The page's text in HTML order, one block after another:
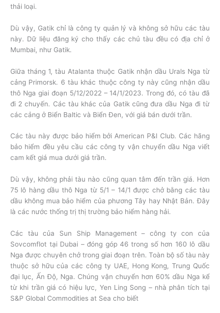
thải loại.
Dù vậy, Gatik chỉ là công ty quản lý và không sở hữu các tàu
này. Dữ liệu đăng ký cho thấy các chủ tàu đều có địa chỉ ở
Mumbai, như Gatik.
Giữa tháng 1, tàu Atalanta thuộc Gatik nhận dầu Urals Nga từ
cảng Primorsk. 6 tàu khác thuộc công ty này cũng nhận dầu
thô Nga giai đoạn 5/12/2022 – 14/1/2023. Trong đó, có tàu đã
đi 2 chuyến. Các tàu khác của Gatik cũng đưa dầu Nga đi từ
các cảng ở Biển Baltic và Biển Đen, với giá bán dưới trần.
Các tàu này được bảo hiểm bởi American P&I Club. Các hãng
bảo hiểm đều yêu cầu các công ty vận chuyển dầu Nga viết
cam kết giá mua dưới giá trần.
Dù vậy, không phải tàu nào cũng quan tâm đến trần giá. Hơn
75 lô hàng dầu thô Nga từ 5/1 – 14/1 được chở bằng các tàu
dầu không mua bảo hiểm của phương Tây hay Nhật Bản. Đây
là các nước thống trị thị trường bảo hiểm hàng hải.
Các tàu của Sun Ship Management – công ty con của
Sovcomflot tại Dubai – đóng góp 46 trong số hơn 160 lô dầu
Nga được chuyên chở trong giai đoạn trên. Toàn bộ số tàu này
thuộc sở hữu của các công ty UAE, Hong Kong, Trung Quốc
đại lục, Ấn Độ, Nga. Chúng vận chuyển hơn 60% dầu Nga kể
từ khi trần giá có hiệu lực, Yen Ling Song – nhà phân tích tại
S&P Global Commodities at Sea cho biết